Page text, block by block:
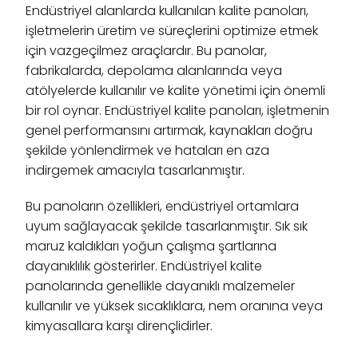
Endüstriyel alanlarda kullanılan kalite panoları,
işletmelerin üretim ve süreçlerini optimize etmek
için vazgeçilmez araçlardır. Bu panolar,
fabrikalarda, depolama alanlarında veya
atölyelerde kullanılır ve kalite yönetimi için önemli
bir rol oynar. Endüstriyel kalite panoları, işletmenin
genel performansını artırmak, kaynakları doğru
şekilde yönlendirmek ve hataları en aza
indirgemek amacıyla tasarlanmıştır.
Bu panoların özellikleri, endüstriyel ortamlara
uyum sağlayacak şekilde tasarlanmıştır. Sık sık
maruz kaldıkları yoğun çalışma şartlarına
dayanıklılık gösterirler. Endüstriyel kalite
panolarında genellikle dayanıklı malzemeler
kullanılır ve yüksek sıcaklıklara, nem oranına veya
kimyasallara karşı dirençlidirler.